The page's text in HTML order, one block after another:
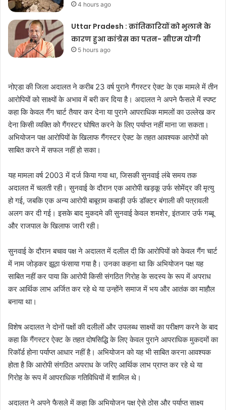
4 hours ago
Uttar Pradesh : क्रांतिकारियों को भुलाने के
कारण हुआ कांग्रेस का पतन- सीएम योगी
5 hours ago
नोएडा की जिला अदालत ने करीब 23 वर्ष पुराने गैंगस्टर ऐक्ट के एक मामले में तीन
आरोपियों को साक्ष्यों के अभाव में बरी कर दिया है। अदालत ने अपने फैसले में स्पष्ट
कहा कि केवल गैंग चार्ट तैयार कर देना या पुराने आपराधिक मामलों का उल्लेख कर
देना किसी व्यक्ति को गैंगस्टर घोषित करने के लिए पर्याप्त नहीं माना जा सकता।
अभियोजन पक्ष आरोपियों के खिलाफ गैंगस्टर ऐक्ट के तहत आवश्यक आरोपों को
साबित करने में सफल नहीं हो सका।
यह मामला वर्ष 2003 में दर्ज किया गया था, जिसकी सुनवाई लंबे समय तक
अदालत में चलती रही। सुनवाई के दौरान एक आरोपी खड़कू उर्फ सोमेंद्र की मृत्यु
हो गई, जबकि एक अन्य आरोपी बाबूराम कबाड़ी उर्फ डॉक्टर बंगाली की पत्रावली
अलग कर दी गई। इसके बाद मुकदमे की सुनवाई केवल शमशेर, इंतजार उर्फ गब्बू
और राजपाल के खिलाफ जारी रही।
सुनवाई के दौरान बचाव पक्ष ने अदालत में दलील दी कि आरोपियों को केवल गैंग चार्ट
में नाम जोड़कर झूठा फंसाया गया है। उनका कहना था कि अभियोजन पक्ष यह
साबित नहीं कर पाया कि आरोपी किसी संगठित गिरोह के सदस्य के रूप में अपराध
कर आर्थिक लाभ अर्जित कर रहे थे या उन्होंने समाज में भय और आतंक का माहौल
बनाया था।
विशेष अदालत ने दोनों पक्षों की दलीलों और उपलब्ध साक्ष्यों का परीक्षण करने के बाद
कहा कि गैंगस्टर ऐक्ट के तहत दोषसिद्धि के लिए केवल पुराने आपराधिक मुकदमों का
रिकॉर्ड होना पर्याप्त आधार नहीं है। अभियोजन को यह भी साबित करना आवश्यक
होता है कि आरोपी संगठित अपराध के जरिए आर्थिक लाभ प्राप्त कर रहे थे या
गिरोह के रूप में आपराधिक गतिविधियों में शामिल थे।
अदालत ने अपने फैसले में कहा कि अभियोजन पक्ष ऐसे ठोस और पर्याप्त साक्ष्य